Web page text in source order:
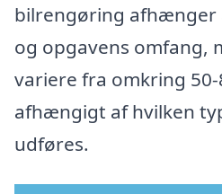
bilrengøring afhænger
og opgavens omfang,
variere fra omkring
afhængigt af hvilken
udføres.